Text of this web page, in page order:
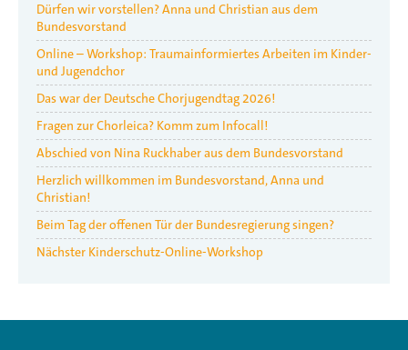
Dürfen wir vorstellen? Anna und Christian aus dem
Bundesvorstand
Online – Workshop: Traumainformiertes Arbeiten im Kinder-
und Jugendchor
Das war der Deutsche Chorjugendtag 2026!
Fragen zur Chorleica? Komm zum Infocall!
Abschied von Nina Ruckhaber aus dem Bundesvorstand
Herzlich willkommen im Bundesvorstand, Anna und
Christian!
Beim Tag der offenen Tür der Bundesregierung singen?
Nächster Kinderschutz-Online-Workshop